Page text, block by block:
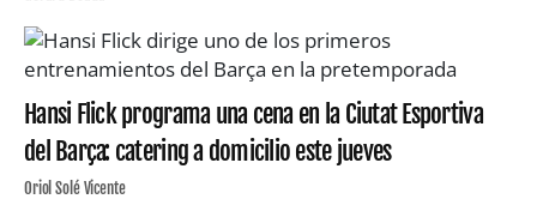
Hansi Flick programa una cena en la Ciutat Esportiva
del Barça: catering a domicilio este jueves
Oriol Solé Vicente